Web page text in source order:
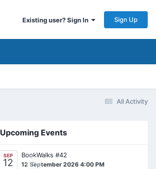
Existing user? Sign In Sign Up
All Activity
Upcoming Events
SEP
12 0
BookWalks #42
12 September 2026 4:00 PM